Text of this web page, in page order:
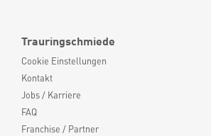
Trauringschmiede
Cookie Einstellungen
Kontakt
Jobs / Karriere
FAQ
Franchise / Partner